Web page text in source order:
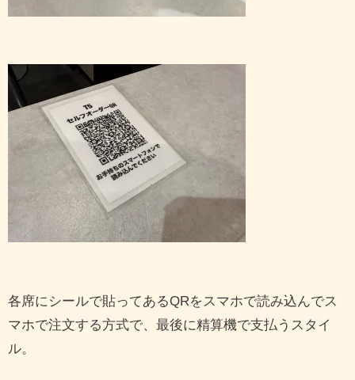
各席にシールで貼ってあるQRをスマホで読み込んでス
マホで注文する方式で、最後に精算機で支払うスタイ
ル。